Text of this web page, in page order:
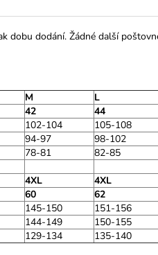
dobu dodání. Žádné další
M L
42 44
102-104 105-108
94-97 98-102
78-81 82-85
4XL 4XL
60 62
145-150 151-156
144-149 150-155
129-134 135-140